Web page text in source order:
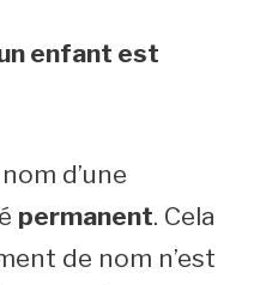
enfant est
d’une
permanent. Cela
de nom n’est